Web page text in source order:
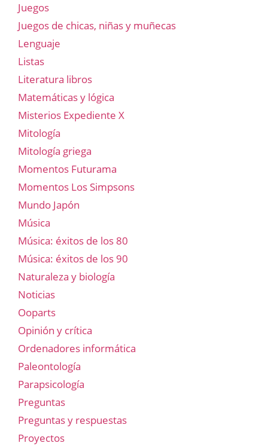
Juegos
Juegos de chicas, niñas y muñecas
Lenguaje
Listas
Literatura libros
Matemáticas y lógica
Misterios Expediente X
Mitología
Mitología griega
Momentos Futurama
Momentos Los Simpsons
Mundo Japón
Música
Música: éxitos de los 80
Música: éxitos de los 90
Naturaleza y biología
Noticias
Ooparts
Opinión y crítica
Ordenadores informática
Paleontología
Parapsicología
Preguntas
Preguntas y respuestas
Proyectos